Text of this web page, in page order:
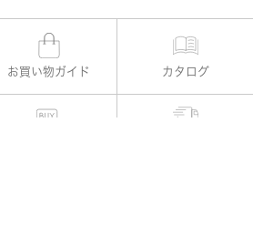
お買い物ガイド カタログ